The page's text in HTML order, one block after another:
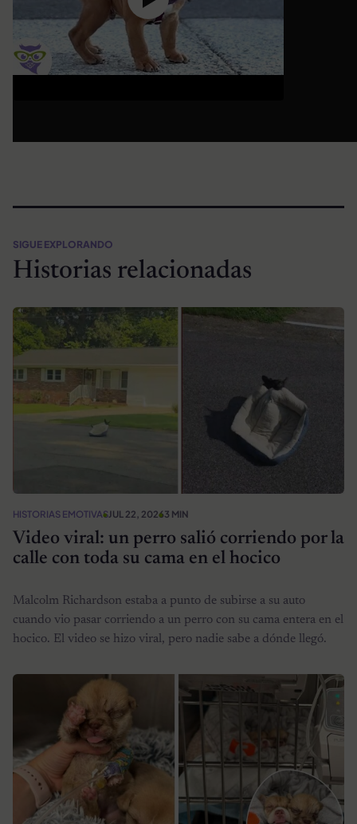
SIGUE EXPLORANDO
Historias relacionadas
HISTORIAS EMOTIVASJUL 22, 20263 MIN
Video viral: un perro salió corriendo por la
calle con toda su cama en el hocico
Malcolm Richardson estaba a punto de subirse a su auto
cuando vio pasar corriendo a un perro con su cama entera en el
hocico. El video se hizo viral, pero nadie sabe a dónde llegó.